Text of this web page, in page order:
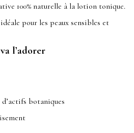
100% naturelle à la lotion tonique.
pour les peaux sensibles et
l’adorer
botaniques